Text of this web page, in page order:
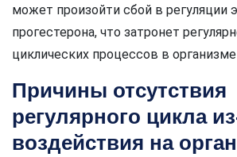
может произойти сбой в регуляции
прогестерона, что затронет
циклических процессов в
Причины отсутствия
регулярного цикла
воздействия на